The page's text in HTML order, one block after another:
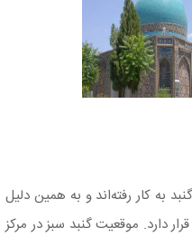
به کار رفته‌اند و به همین دلیل
دارد. موقعیت گنبد سبز در مرکز